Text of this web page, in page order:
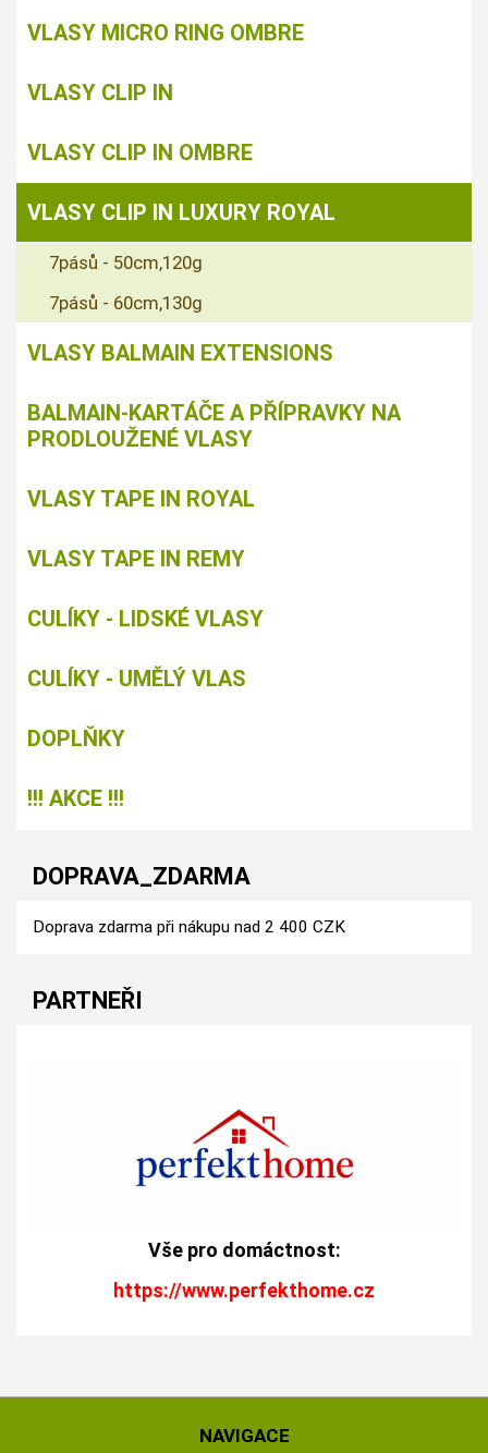
VLASY MICRO RING OMBRE
VLASY CLIP IN
VLASY CLIP IN OMBRE
VLASY CLIP IN LUXURY ROYAL
7pásů - 50cm,120g
7pásů - 60cm,130g
VLASY BALMAIN EXTENSIONS
BALMAIN-KARTÁČE A PŘÍPRAVKY NA
PRODLOUŽENÉ VLASY
VLASY TAPE IN ROYAL
VLASY TAPE IN REMY
CULÍKY - LIDSKÉ VLASY
CULÍKY - UMĚLÝ VLAS
DOPLŇKY
!!! AKCE !!!
DOPRAVA_ZDARMA
Doprava zdarma při nákupu nad 2 400 CZK
PARTNEŘI
Vše pro domáctnost:
https://www.perfekthome.cz
NAVIGACE